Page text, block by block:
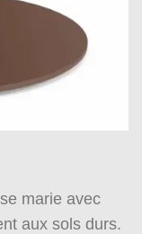
marie avec
aux sols durs.